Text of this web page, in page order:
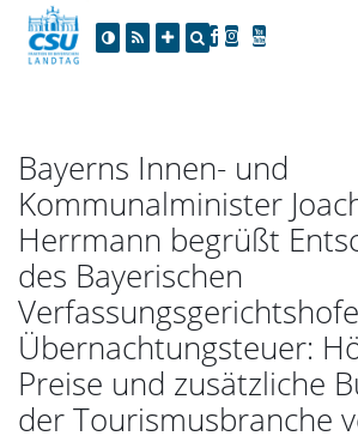
Bayerns Innen- und
Kommunalminister
Herrmann begrüßt
des Bayerischen
Übernachtungsteuer:
Preise und zusätzliche
der Tourismusbranche